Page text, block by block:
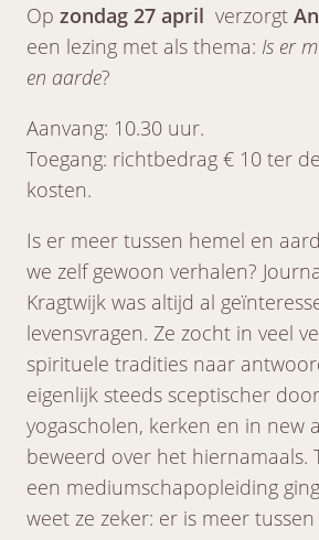
Op zondag 27 april verzorgt
een lezing met als thema: Is er
en aarde?
Aanvang: 10.30 uur.
Toegang: richtbedrag € 10 ter
kosten.
Is er meer tussen hemel en
we zelf gewoon verhalen?
Kragtwijk was altijd al
levensvragen. Ze zocht in veel
spirituele tradities naar
eigenlijk steeds sceptischer
yogascholen, kerken en in new
beweerd over het hiernamaals.
een mediumschapopleiding
weet ze zeker: er is meer